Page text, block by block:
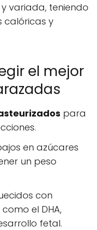
variada, teniendo
calóricas y
el mejor
para
en azúcares
un peso
con
el DHA,
fetal.